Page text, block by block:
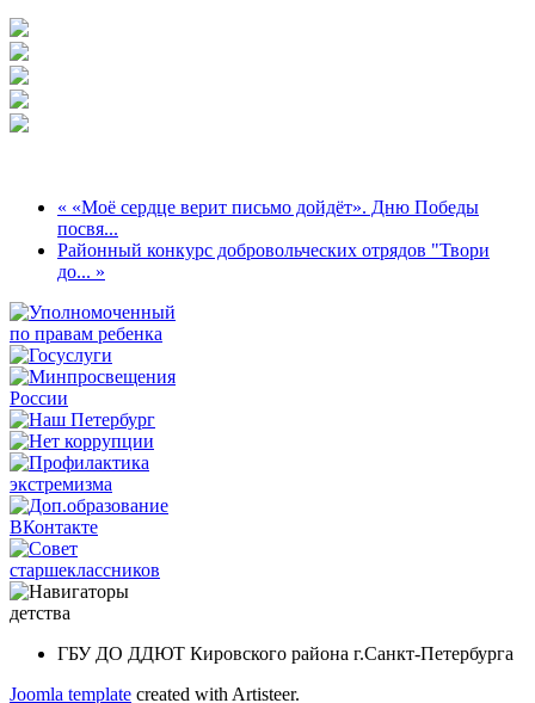
« «Моё сердце верит письмо дойдёт». Дню Победы
посвя...
Районный конкурс добровольческих отрядов "Твори
до... »
ГБУ ДО ДДЮТ Кировского района г.Санкт-Петербурга
Joomla template created with Artisteer.